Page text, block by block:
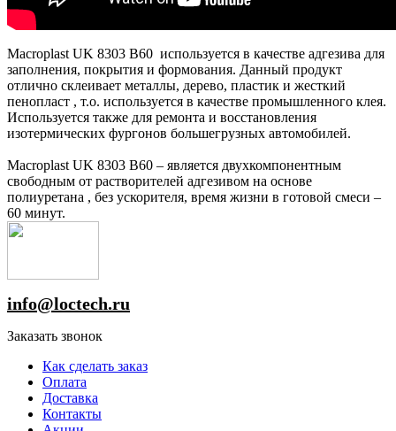
Macroplast UK 8303 B60 используется в качестве адгезива для
заполнения, покрытия и формования. Данный продукт
отлично склеивает металлы, дерево, пластик и жесткий
пенопласт , т.о. используется в качестве промышленного клея.
Используется также для ремонта и восстановления
изотермических фургонов большегрузных автомобилей.
Macroplast UK 8303 B60 – является двухкомпонентным
свободным от растворителей адгезивом на основе
полиуретана , без ускорителя, время жизни в готовой смеси –
60 минут.
info@loctech.ru
Заказать звонок
Как сделать заказ
Оплата
Доставка
Контакты